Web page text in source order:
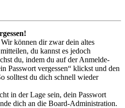
können dir zwar dein altes
du kannst es jedoch
du, indem du auf der Anmelde-
Passwort vergessen“ klickst und den
solltest du dich schnell wieder
in der Lage sein, dein Passwort
dich an die Board-Administration.